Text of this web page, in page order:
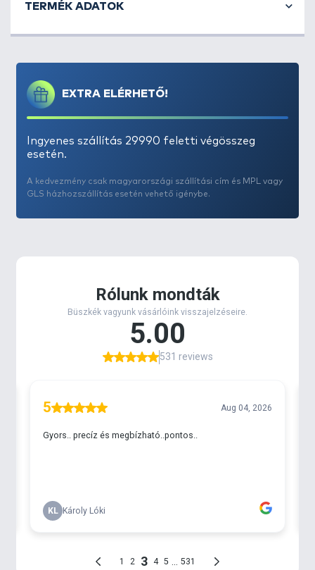
EXTRA ELÉRHETŐ!
Ingyenes szállítás 29990 feletti végösszeg
esetén.
A kedvezmény csak magyarországi szállítási cím és MPL vagy
GLS házhozszállítás esetén vehető igénybe.
TERMÉK ADATOK